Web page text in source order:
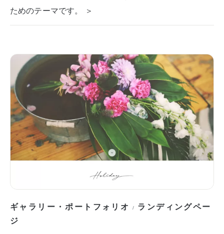
ためのテーマです。 ＞
ギャラリー・ポートフォリオ / ランディングペー
ジ